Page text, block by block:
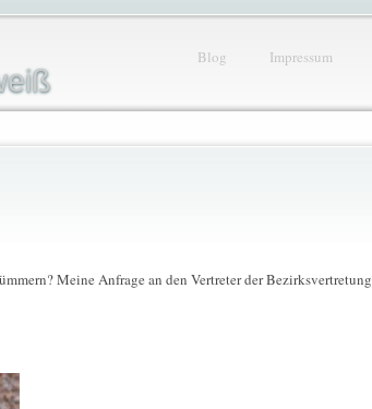
Blog Impressum
Meine Anfrage an den Vertreter der Bezirksvertretung